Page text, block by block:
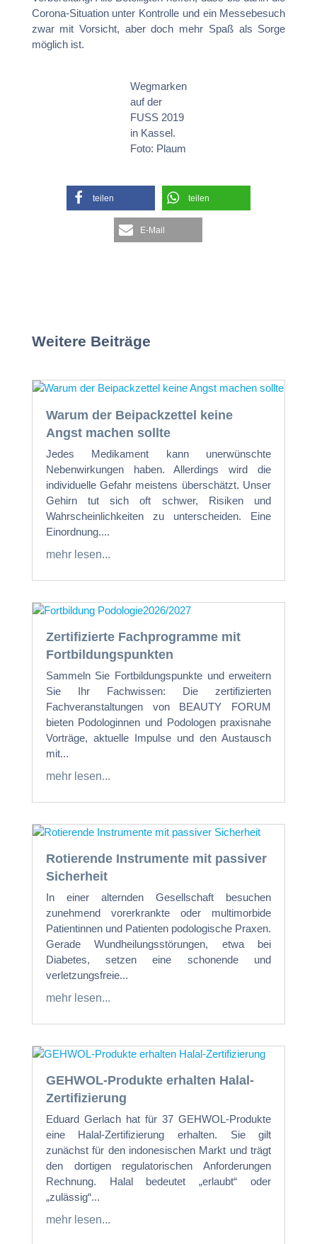
Corona-Situation unter Kontrolle und ein Messebesuch
zwar mit Vorsicht, aber doch mehr Spaß als Sorge
möglich ist.
Wegmarken
auf der
FUSS 2019
in Kassel.
Foto: Plaum
teilen teilen
E-Mail
Weitere Beiträge
Warum der Beipackzettel keine
Angst machen sollte
Jedes Medikament kann unerwünschte
Nebenwirkungen haben. Allerdings wird die
individuelle Gefahr meistens überschätzt. Unser
Gehirn tut sich oft schwer, Risiken und
Wahrscheinlichkeiten zu unterscheiden. Eine
Einordnung....
mehr lesen...
Zertifizierte Fachprogramme mit
Fortbildungspunkten
Sammeln Sie Fortbildungspunkte und erweitern
Sie Ihr Fachwissen: Die zertifizierten
Fachveranstaltungen von BEAUTY FORUM
bieten Podologinnen und Podologen praxisnahe
Vorträge, aktuelle Impulse und den Austausch
mit...
mehr lesen...
Rotierende Instrumente mit passiver
Sicherheit
In einer alternden Gesellschaft besuchen
zunehmend vorerkrankte oder multimorbide
Patientinnen und Patienten podologische Praxen.
Gerade Wundheilungsstörungen, etwa bei
Diabetes, setzen eine schonende und
verletzungsfreie...
mehr lesen...
GEHWOL-Produkte erhalten Halal-
Zertifizierung
Eduard Gerlach hat für 37 GEHWOL-Produkte
eine Halal-Zertifizierung erhalten. Sie gilt
zunächst für den indonesischen Markt und trägt
den dortigen regulatorischen Anforderungen
Rechnung. Halal bedeutet „erlaubt“ oder
„zulässig“...
mehr lesen...